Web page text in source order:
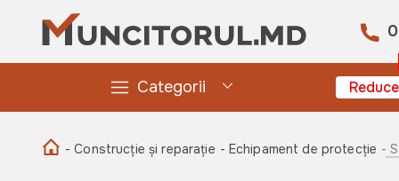
Categorii
- Construcție și reparație - Echipament de protecție -